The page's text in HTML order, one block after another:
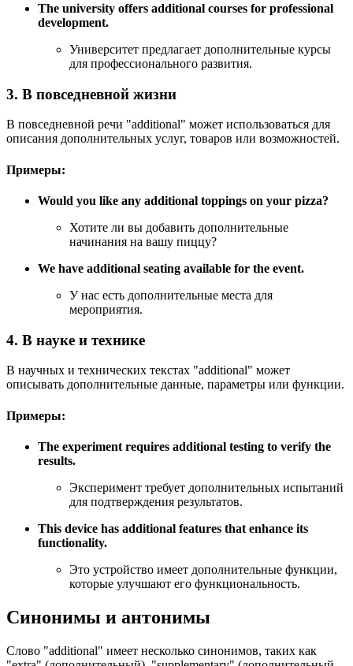
The university offers additional courses for professional
development.
Университет предлагает дополнительные курсы
для профессионального развития.
3. В повседневной жизни
В повседневной речи "additional" может использоваться для
описания дополнительных услуг, товаров или возможностей.
Примеры:
Would you like any additional toppings on your pizza?
Хотите ли вы добавить дополнительные
начинания на вашу пиццу?
We have additional seating available for the event.
У нас есть дополнительные места для
мероприятия.
4. В науке и технике
В научных и технических текстах "additional" может
описывать дополнительные данные, параметры или функции.
Примеры:
The experiment requires additional testing to verify the
results.
Эксперимент требует дополнительных испытаний
для подтверждения результатов.
This device has additional features that enhance its
functionality.
Это устройство имеет дополнительные функции,
которые улучшают его функциональность.
Синонимы и антонимы
Слово "additional" имеет несколько синонимов, таких как